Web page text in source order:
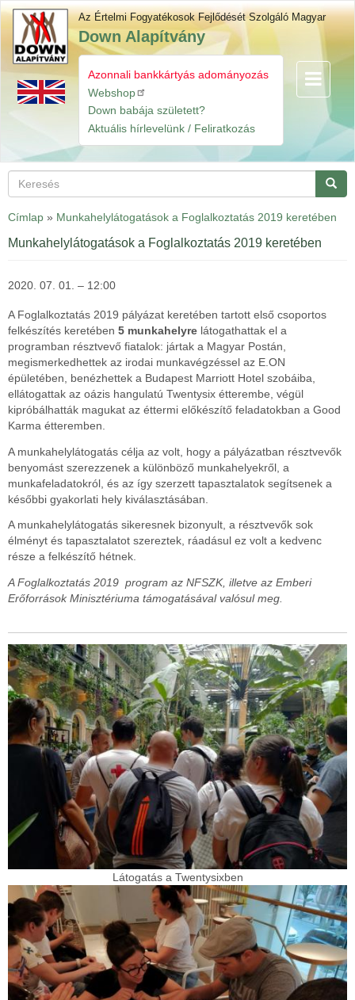
Ugrás
tartalomra
Az Értelmi Fogyatékosok Fejlődését Szolgáló Magyar
Down Alapítvány
Gyorslinkek
Azonnali bankkártyás adományozás
Webshop
Down babája született?
Aktuális hírlevelünk / Feliratkozás
Navigáció
Keresés
Címlap » Munkahelylátogatások a Foglalkoztatás 2019 keretében
Munkahelylátogatások a Foglalkoztatás 2019 keretében
2020. 07. 01. – 12:00
A Foglalkoztatás 2019 pályázat keretében tartott első csoportos
felkészítés keretében 5 munkahelyre látogathattak el a
programban résztvevő fiatalok: jártak a Magyar Postán,
megismerkedhettek az irodai munkavégzéssel az E.ON
épületében, benézhettek a Budapest Marriott Hotel szobáiba,
ellátogattak az oázis hangulatú Twentysix étterembe, végül
kipróbálhatták magukat az éttermi előkészítő feladatokban a Good
Karma étteremben.
A munkahelylátogatás célja az volt, hogy a pályázatban résztvevők
benyomást szerezzenek a különböző munkahelyekről, a
munkafeladatokról, és az így szerzett tapasztalatok segítsenek a
későbbi gyakorlati hely kiválasztásában.
A munkahelylátogatás sikeresnek bizonyult, a résztvevők sok
élményt és tapasztalatot szereztek, ráadásul ez volt a kedvenc
része a felkészítő hétnek.
A Foglalkoztatás 2019 program az NFSZK, illetve az Emberi
Erőforrások Minisztériuma támogatásával valósul meg.
Látogatás a Twentysixben